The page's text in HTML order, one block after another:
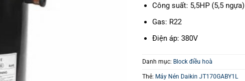
Công suất: 5,5HP (5,5 ngựa)
Gas: R22
Điện áp: 380V
Danh mục: Block điều hoà
Thẻ: Máy Nén Daikin JT170GABY1L